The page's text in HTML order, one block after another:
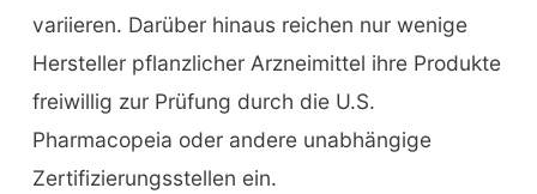
variieren. Darüber hinaus reichen nur wenige
Hersteller pflanzlicher Arzneimittel ihre Produkte
freiwillig zur Prüfung durch die U.S.
Pharmacopeia oder andere unabhängige
Zertifizierungsstellen ein.